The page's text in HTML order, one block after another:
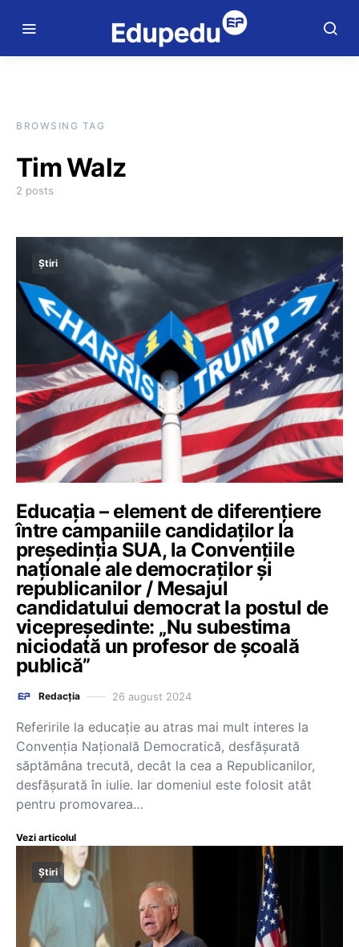
BROWSING TAG
Tim Walz
2 posts
Știri
Educația – element de diferențiere
între campaniile candidaților la
președinția SUA, la Convențiile
naționale ale democraților și
republicanilor / Mesajul
candidatului democrat la postul de
vicepreședinte: „Nu subestima
niciodată un profesor de școală
publică”
Redacția 26 august 2024
Referirile la educație au atras mai mult interes la
Convenția Națională Democratică, desfășurată
săptămâna trecută, decât la cea a Republicanilor,
desfășurată în iulie. Iar domeniul este folosit atât
pentru promovarea…
Vezi articolul
Știri